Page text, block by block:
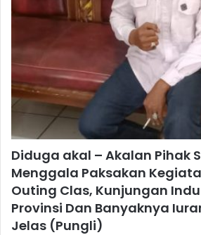
Diduga akal – Akalan Pihak
Menggala Paksakan
Outing Clas, Kunjungan
Provinsi Dan Banyaknya
Jelas (Pungli)